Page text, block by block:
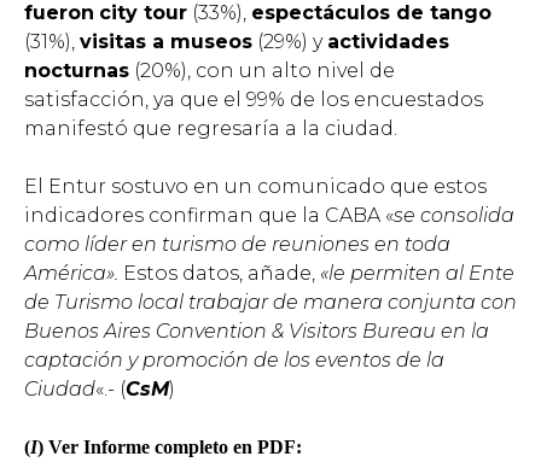
fueron city tour (33%), espectáculos de tango
(31%), visitas a museos (29%) y actividades
nocturnas (20%), con un alto nivel de
satisfacción, ya que el 99% de los encuestados
manifestó que regresaría a la ciudad.
El Entur sostuvo en un comunicado que estos
indicadores confirman que la CABA «se consolida
como líder en turismo de reuniones en toda
América». Estos datos, añade, «le permiten al Ente
de Turismo local trabajar de manera conjunta con
Buenos Aires Convention & Visitors Bureau en la
captación y promoción de los eventos de la
Ciudad«.- (CsM)
(I) Ver Informe completo en PDF: